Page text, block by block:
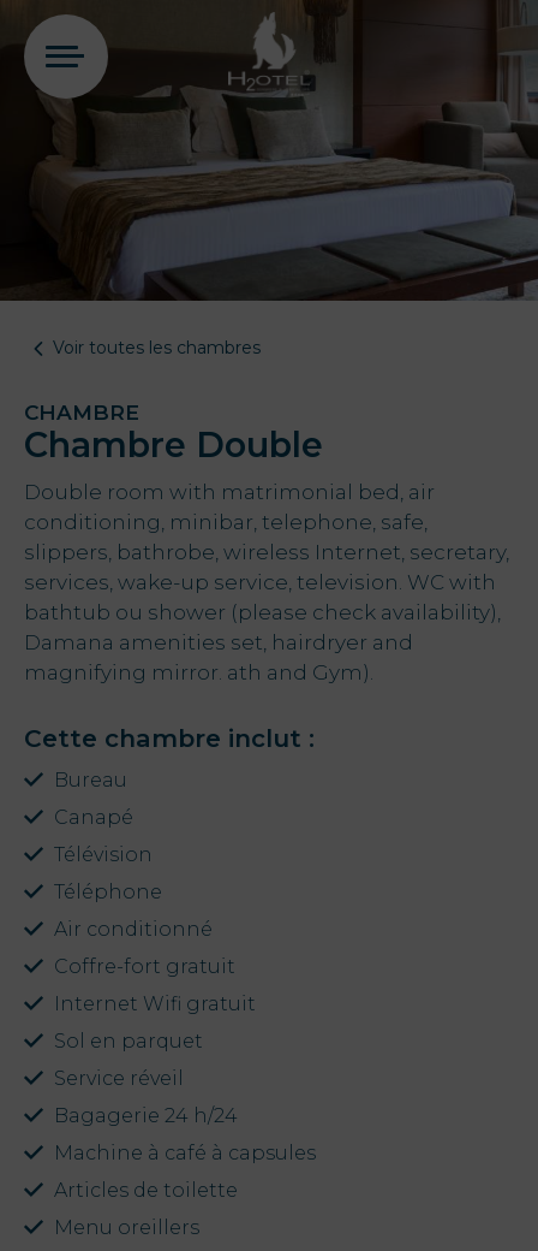
EN
FR
Home
Chambres
Aquadome
Services
Offres
My Natura
Galerie de
Photos
Vouchers
Contact
Localisation
Infos
Voir toutes les chambres
CHAMBRE
Chambre Double
Double room with matrimonial bed, air
conditioning, minibar, telephone, safe,
slippers, bathrobe, wireless Internet, secretary,
services, wake-up service, television. WC with
bathtub ou shower (please check availability),
Damana amenities set, hairdryer and
magnifying mirror. ath and Gym).
Cette chambre inclut :
Bureau
Canapé
Télévision
Téléphone
Air conditionné
Coffre-fort gratuit
Internet Wifi gratuit
Sol en parquet
Service réveil
Bagagerie 24 h/24
Machine à café à capsules
Articles de toilette
Menu oreillers